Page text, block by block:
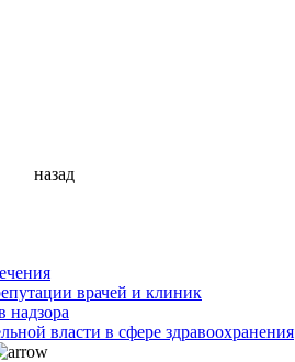
назад
врачей и клиник
надзора
власти в сфере здравоохранения